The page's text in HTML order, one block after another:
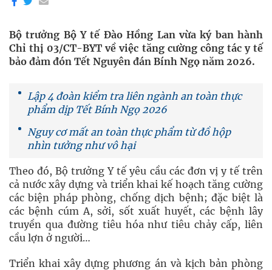
Bộ trưởng Bộ Y tế Đào Hồng Lan vừa ký ban hành
Chỉ thị 03/CT-BYT về việc tăng cường công tác y tế
bảo đảm đón Tết Nguyên đán Bính Ngọ năm 2026.
Lập 4 đoàn kiểm tra liên ngành an toàn thực
phẩm dịp Tết Bính Ngọ 2026
Nguy cơ mất an toàn thực phẩm từ đồ hộp
nhìn tưởng như vô hại
Theo đó, Bộ trưởng Y tế yêu cầu các đơn vị y tế trên
cả nước xây dựng và triển khai kế hoạch tăng cường
các biện pháp phòng, chống dịch bệnh; đặc biệt là
các bệnh cúm A, sởi, sốt xuất huyết, các bệnh lây
truyền qua đường tiêu hóa như tiêu chảy cấp, liên
cầu lợn ở người…
Triển khai xây dựng phương án và kịch bản phòng